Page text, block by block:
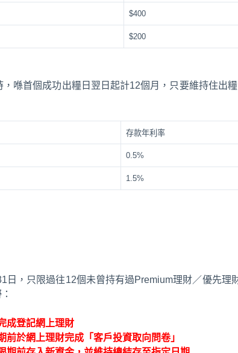
$400
$200
喺首個成功出糧日翌日起計12個月，只要維持住出
存款年利率
0.5%
1.5%
日，只限過往12個未曾持有過Premium理財／優先理
成登記網上理財
前於網上理財完成「客戶投資取向問卷」